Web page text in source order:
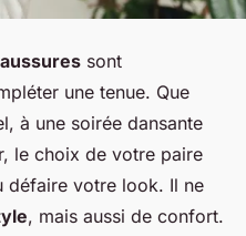
sont
une tenue. Que
à une soirée dansante
le choix de votre paire
défaire votre look. Il ne
, mais aussi de confort.